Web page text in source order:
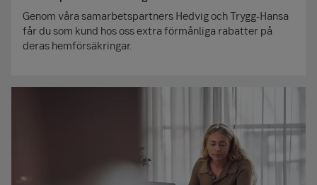
Genom våra samarbetspartners Hedvig och Trygg-Hansa
får du som kund hos oss extra förmånliga rabatter på
deras hemförsäkringar.